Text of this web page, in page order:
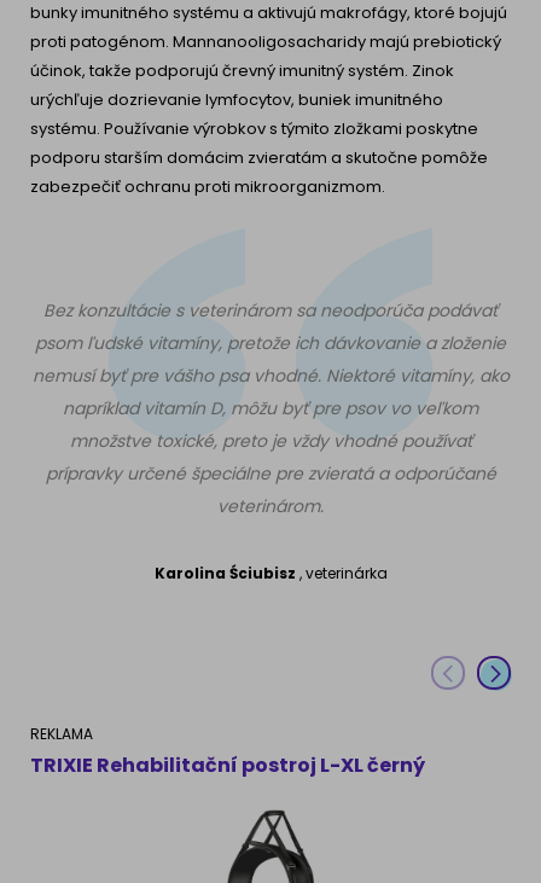
bunky imunitného systému a aktivujú makrofágy, ktoré bojujú
proti patogénom. Mannanooligosacharidy majú prebiotický
účinok, takže podporujú črevný imunitný systém. Zinok
urýchľuje dozrievanie lymfocytov, buniek imunitného
systému. Používanie výrobkov s týmito zložkami poskytne
podporu starším domácim zvieratám a skutočne pomôže
zabezpečiť ochranu proti mikroorganizmom.
Bez konzultácie s veterinárom sa neodporúča podávať
psom ľudské vitamíny, pretože ich dávkovanie a zloženie
nemusí byť pre vášho psa vhodné. Niektoré vitamíny, ako
napríklad vitamín D, môžu byť pre psov vo veľkom
množstve toxické, preto je vždy vhodné používať
prípravky určené špeciálne pre zvieratá a odporúčané
veterinárom.
Karolina Ściubisz , veterinárka
REKLAMA
TRIXIE Rehabilitační postroj L-XL černý